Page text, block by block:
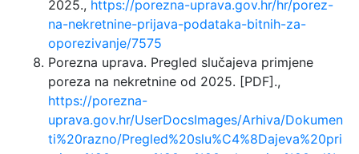
2025., https://porezna-uprava.gov.hr/hr/porez-
na-nekretnine-prijava-podataka-bitnih-za-
oporezivanje/7575
Porezna uprava. Pregled slučajeva primjene
poreza na nekretnine od 2025. [PDF].,
https://porezna-
uprava.gov.hr/UserDocsImages/Arhiva/Dokumen
ti%20razno/Pregled%20slu%C4%8Dajeva%20pri